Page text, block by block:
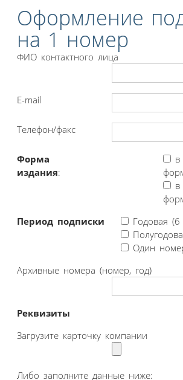
Оформление
на 1 номер
ФИО контактного лица
E-mail
Телефон/факс
Форма
издания:
в
в
Период подписки
Годовая
Один
Архивные номера (номер, год)
Реквизиты
Загрузите карточку компании
Либо заполните данные ниже: